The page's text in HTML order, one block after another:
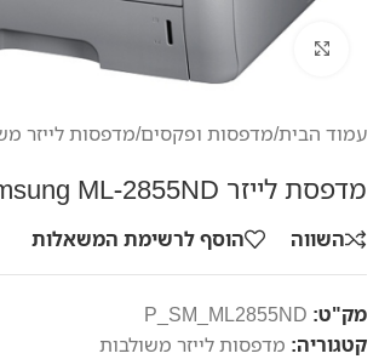
לחץ להגדלה
עמוד הבית/מדפסות ופקסים/מדפסות לייזר
מדפסת לייזר Samsung ML-2855ND
השווה הוסף לרשימת המשאלות
מק"ט: P_SM_ML2855ND
קטגוריה: מדפסות לייזר משולבות